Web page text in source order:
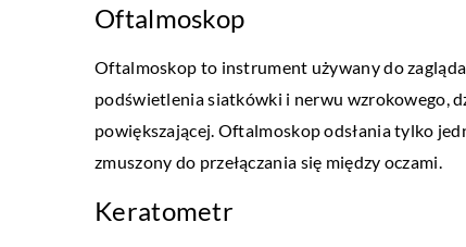
Oftalmoskop
Oftalmoskop to instrument używany do
podświetlenia siatkówki i nerwu wzrokowego,
powiększającej. Oftalmoskop odsłania tylko
zmuszony do przełączania się między oczami.
Keratometr
zabaw
Ubranie dziecka w
niemałe wyzwanie dla